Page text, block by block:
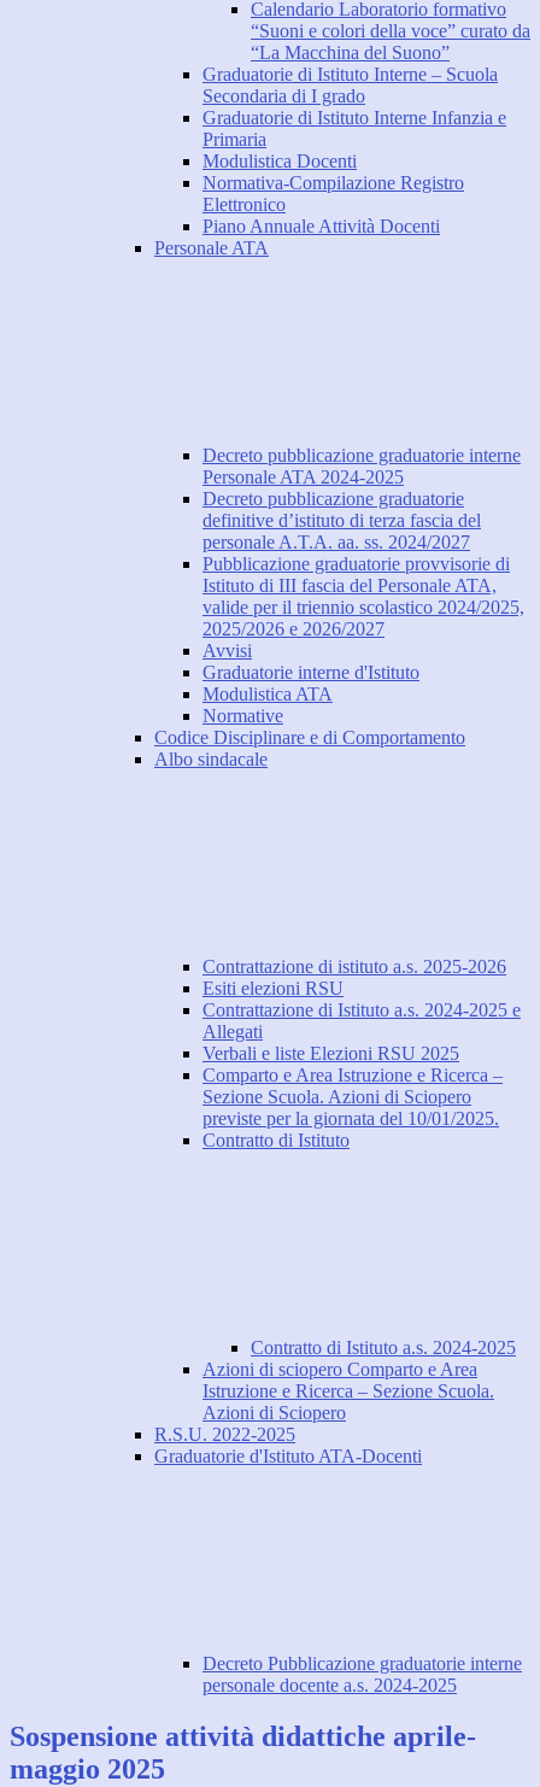
Calendario Laboratorio formativo
“Suoni e colori della voce” curato da
“La Macchina del Suono”
Graduatorie di Istituto Interne – Scuola
Secondaria di I grado
Graduatorie di Istituto Interne Infanzia e
Primaria
Modulistica Docenti
Normativa-Compilazione Registro
Elettronico
Piano Annuale Attività Docenti
Personale ATA
Decreto pubblicazione graduatorie interne
Personale ATA 2024-2025
Decreto pubblicazione graduatorie
definitive d’istituto di terza fascia del
personale A.T.A. aa. ss. 2024/2027
Pubblicazione graduatorie provvisorie di
Istituto di III fascia del Personale ATA,
valide per il triennio scolastico 2024/2025,
2025/2026 e 2026/2027
Avvisi
Graduatorie interne d'Istituto
Modulistica ATA
Normative
Codice Disciplinare e di Comportamento
Albo sindacale
Contrattazione di istituto a.s. 2025-2026
Esiti elezioni RSU
Contrattazione di Istituto a.s. 2024-2025 e
Allegati
Verbali e liste Elezioni RSU 2025
Comparto e Area Istruzione e Ricerca –
Sezione Scuola. Azioni di Sciopero
previste per la giornata del 10/01/2025.
Contratto di Istituto
Contratto di Istituto a.s. 2024-2025
Azioni di sciopero Comparto e Area
Istruzione e Ricerca – Sezione Scuola.
Azioni di Sciopero
R.S.U. 2022-2025
Graduatorie d'Istituto ATA-Docenti
Decreto Pubblicazione graduatorie interne
personale docente a.s. 2024-2025
Sospensione attività didattiche aprile-
maggio 2025